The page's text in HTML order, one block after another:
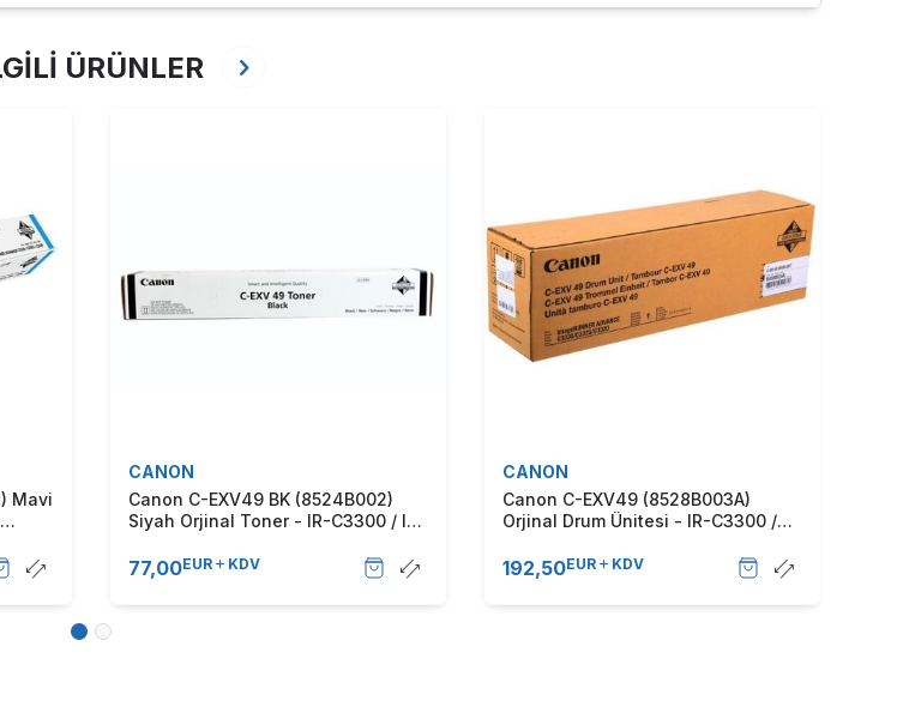
ÜRÜNLER
Mavi
CANON
Canon C-EXV49 BK (8524B002)
Siyah Orjinal Toner - IR-C3300 / IR-
77,00EUR KDV
CANON
Canon C-EXV49 (8528B003A)
Orjinal Drum Ünitesi - IR-C3300 /
192,50EUR KDV